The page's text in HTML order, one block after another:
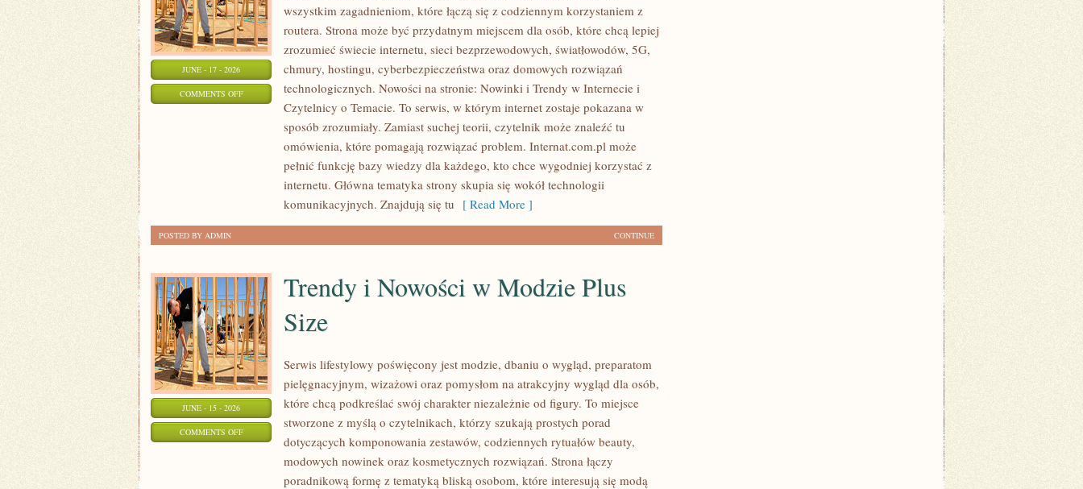
JUNE - 17 - 2026
COMMENTS OFFON
REGULACJE
wszystkim zagadnieniom, które łączą się z codziennym korzystaniem z
routera. Strona może być przydatnym miejscem dla osób, które chcą lepiej
zrozumieć świecie internetu, sieci bezprzewodowych, światłowodów, 5G,
chmury, hostingu, cyberbezpieczeństwa oraz domowych rozwiązań
technologicznych. Nowości na stronie: Nowinki i Trendy w Internecie i
Czytelnicy o Temacie. To serwis, w którym internet zostaje pokazana w
sposób zrozumiały. Zamiast suchej teorii, czytelnik może znaleźć tu
omówienia, które pomagają rozwiązać problem. Internat.com.pl może
pełnić funkcję bazy wiedzy dla każdego, kto chce wygodniej korzystać z
internetu. Główna tematyka strony skupia się wokół technologii
komunikacyjnych. Znajdują się tu [ Read More ]
CONTINUE
POSTED BY ADMIN
JUNE - 15 - 2026
COMMENTS OFFON
Trendy i Nowości w Modzie Plus
Size
Serwis lifestylowy poświęcony jest modzie, dbaniu o wygląd, preparatom
pielęgnacyjnym, wizażowi oraz pomysłom na atrakcyjny wygląd dla osób,
które chcą podkreślać swój charakter niezależnie od figury. To miejsce
stworzone z myślą o czytelnikach, którzy szukają prostych porad
dotyczących komponowania zestawów, codziennych rytuałów beauty,
modowych nowinek oraz kosmetycznych rozwiązań. Strona łączy
poradnikową formę z tematyką bliską osobom, które interesują się modą